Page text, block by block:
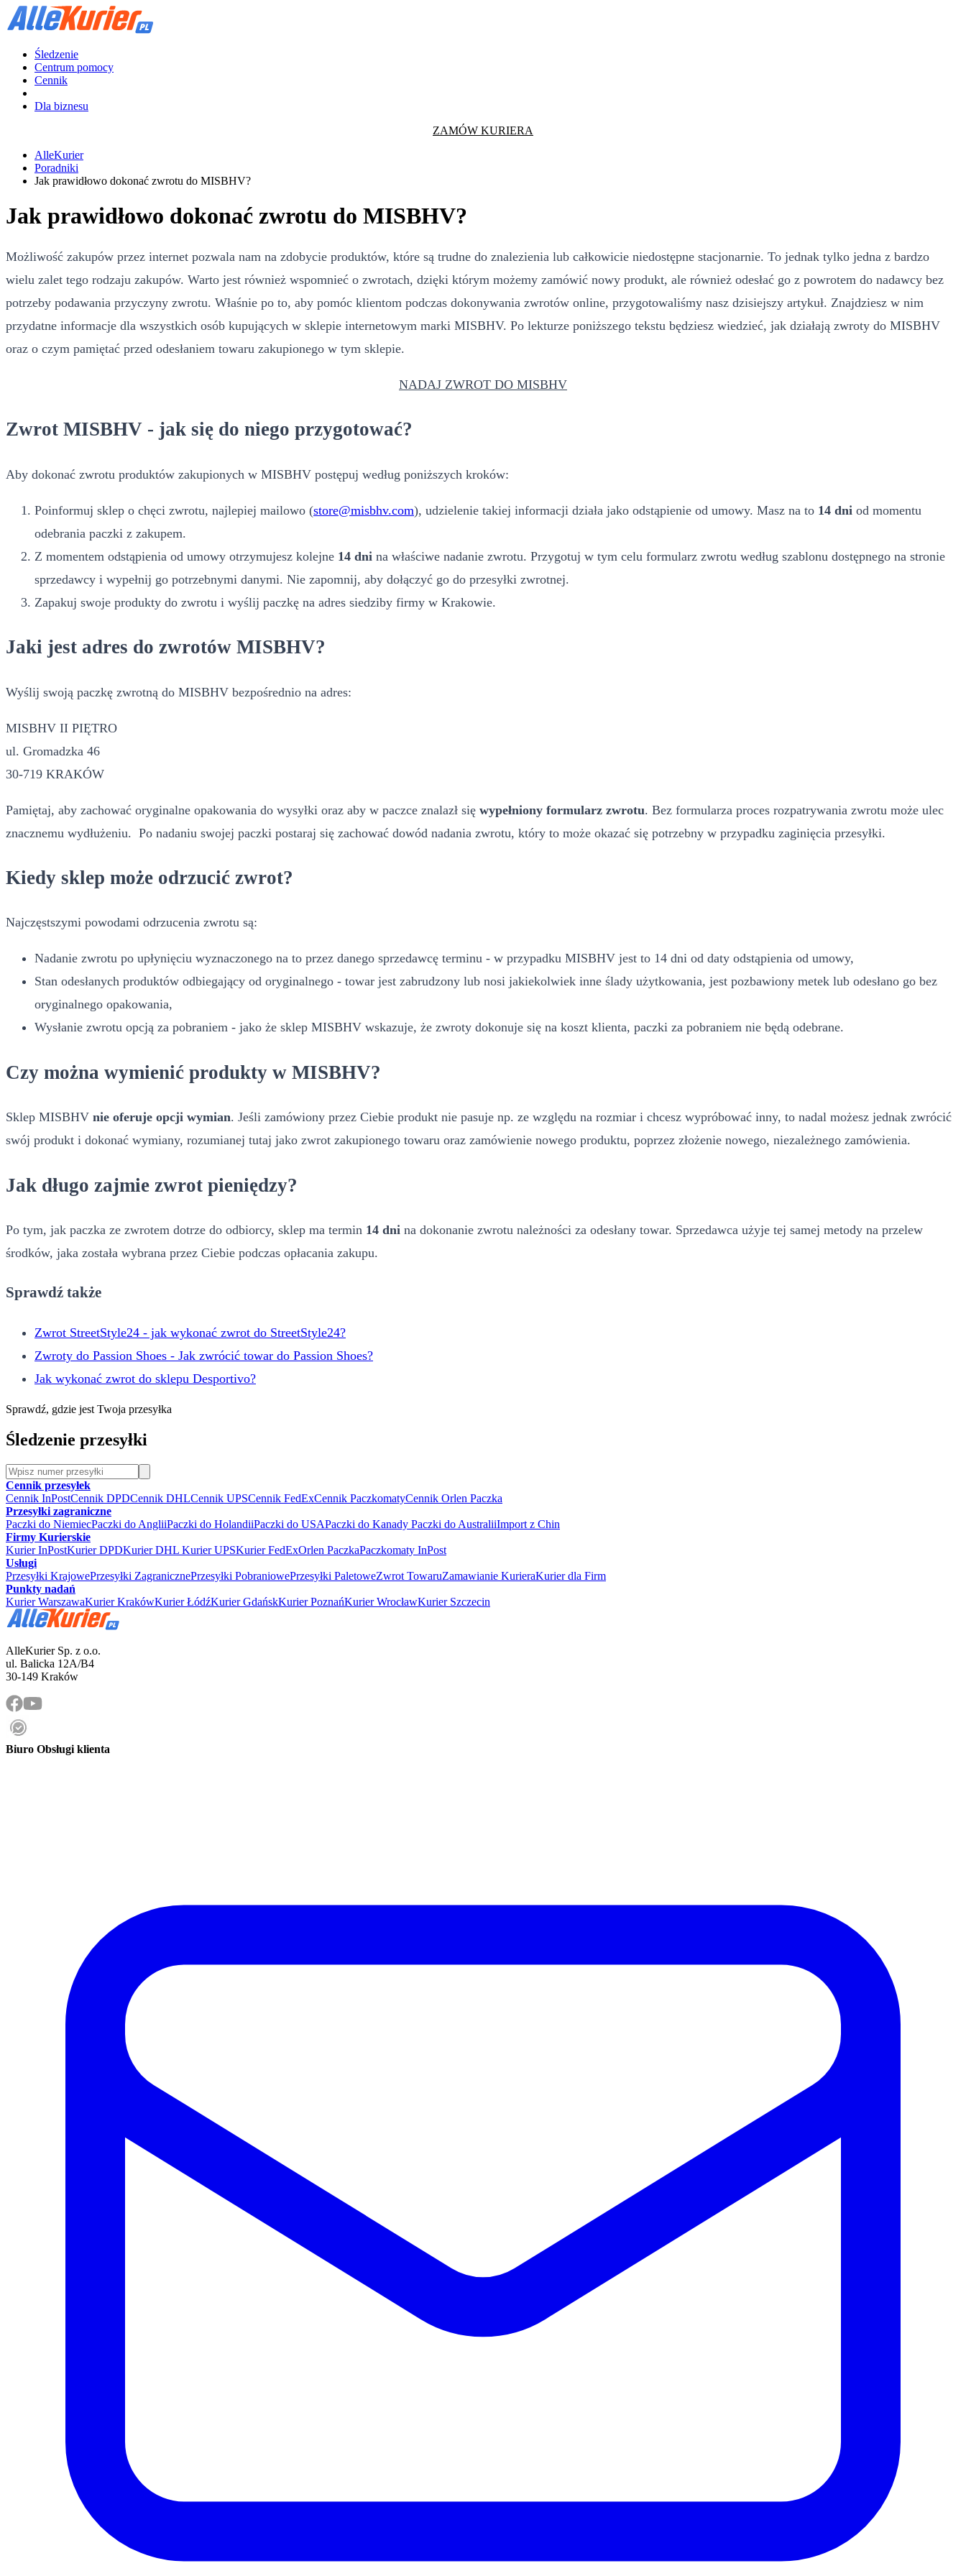
Śledzenie
Centrum pomocy
Cennik
Dla biznesu
ZAMÓW KURIERA
AlleKurier
Poradniki
Jak prawidłowo dokonać zwrotu do MISBHV?
Jak prawidłowo dokonać zwrotu do MISBHV?
Możliwość zakupów przez internet pozwala nam na zdobycie produktów, które są trudne do znalezienia lub całkowicie niedostępne stacjonarnie. To jednak tylko jedna z bardzo
wielu zalet tego rodzaju zakupów. Warto jest również wspomnieć o zwrotach, dzięki którym możemy zamówić nowy produkt, ale również odesłać go z powrotem do nadawcy bez
potrzeby podawania przyczyny zwrotu. Właśnie po to, aby pomóc klientom podczas dokonywania zwrotów online, przygotowaliśmy nasz dzisiejszy artykuł. Znajdziesz w nim
przydatne informacje dla wszystkich osób kupujących w sklepie internetowym marki MISBHV. Po lekturze poniższego tekstu będziesz wiedzieć, jak działają zwroty do MISBHV
oraz o czym pamiętać przed odesłaniem towaru zakupionego w tym sklepie.
NADAJ ZWROT DO MISBHV
Zwrot MISBHV - jak się do niego przygotować?
Aby dokonać zwrotu produktów zakupionych w MISBHV postępuj według poniższych kroków:
Poinformuj sklep o chęci zwrotu, najlepiej mailowo (store@misbhv.com), udzielenie takiej informacji działa jako odstąpienie od umowy. Masz na to 14 dni od momentu
odebrania paczki z zakupem.
Z momentem odstąpienia od umowy otrzymujesz kolejne 14 dni na właściwe nadanie zwrotu. Przygotuj w tym celu formularz zwrotu według szablonu dostępnego na stronie
sprzedawcy i wypełnij go potrzebnymi danymi. Nie zapomnij, aby dołączyć go do przesyłki zwrotnej.
Zapakuj swoje produkty do zwrotu i wyślij paczkę na adres siedziby firmy w Krakowie.
Jaki jest adres do zwrotów MISBHV?
Wyślij swoją paczkę zwrotną do MISBHV bezpośrednio na adres:
MISBHV II PIĘTRO
ul. Gromadzka 46
30-719 KRAKÓW
Pamiętaj, aby zachować oryginalne opakowania do wysyłki oraz aby w paczce znalazł się wypełniony formularz zwrotu. Bez formularza proces rozpatrywania zwrotu może ulec
znacznemu wydłużeniu. Po nadaniu swojej paczki postaraj się zachować dowód nadania zwrotu, który to może okazać się potrzebny w przypadku zaginięcia przesyłki.
Kiedy sklep może odrzucić zwrot?
Najczęstszymi powodami odrzucenia zwrotu są:
Nadanie zwrotu po upłynięciu wyznaczonego na to przez danego sprzedawcę terminu - w przypadku MISBHV jest to 14 dni od daty odstąpienia od umowy,
Stan odesłanych produktów odbiegający od oryginalnego - towar jest zabrudzony lub nosi jakiekolwiek inne ślady użytkowania, jest pozbawiony metek lub odesłano go bez
oryginalnego opakowania,
Wysłanie zwrotu opcją za pobraniem - jako że sklep MISBHV wskazuje, że zwroty dokonuje się na koszt klienta, paczki za pobraniem nie będą odebrane.
Czy można wymienić produkty w MISBHV?
Sklep MISBHV nie oferuje opcji wymian. Jeśli zamówiony przez Ciebie produkt nie pasuje np. ze względu na rozmiar i chcesz wypróbować inny, to nadal możesz jednak zwrócić
swój produkt i dokonać wymiany, rozumianej tutaj jako zwrot zakupionego towaru oraz zamówienie nowego produktu, poprzez złożenie nowego, niezależnego zamówienia.
Jak długo zajmie zwrot pieniędzy?
Po tym, jak paczka ze zwrotem dotrze do odbiorcy, sklep ma termin 14 dni na dokonanie zwrotu należności za odesłany towar. Sprzedawca użyje tej samej metody na przelew
środków, jaka została wybrana przez Ciebie podczas opłacania zakupu.
Sprawdź także
Zwrot StreetStyle24 - jak wykonać zwrot do StreetStyle24?
Zwroty do Passion Shoes - Jak zwrócić towar do Passion Shoes?
Jak wykonać zwrot do sklepu Desportivo?
Sprawdź, gdzie jest Twoja przesyłka
Śledzenie przesyłki
Cennik przesyłek
Cennik InPostCennik DPDCennik DHLCennik UPSCennik FedExCennik PaczkomatyCennik Orlen Paczka
Przesyłki zagraniczne
Paczki do NiemiecPaczki do AngliiPaczki do HolandiiPaczki do USAPaczki do Kanady Paczki do AustraliiImport z Chin
Firmy Kurierskie
Kurier InPostKurier DPDKurier DHL Kurier UPSKurier FedExOrlen PaczkaPaczkomaty InPost
Usługi
Przesyłki KrajowePrzesyłki ZagranicznePrzesyłki PobraniowePrzesyłki PaletoweZwrot TowaruZamawianie KurieraKurier dla Firm
Punkty nadań
Kurier WarszawaKurier KrakówKurier ŁódźKurier GdańskKurier PoznańKurier WrocławKurier Szczecin
AlleKurier Sp. z o.o.
ul. Balicka 12A/B4
30-149 Kraków
Biuro Obsługi klienta